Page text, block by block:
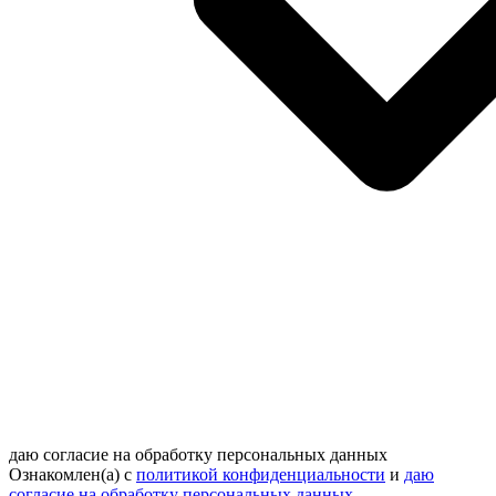
даю согласие на обработку персональных данных
Ознакомлен(а) с политикой конфиденциальности и даю